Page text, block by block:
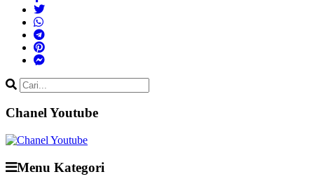
Chanel Youtube
Menu Kategori